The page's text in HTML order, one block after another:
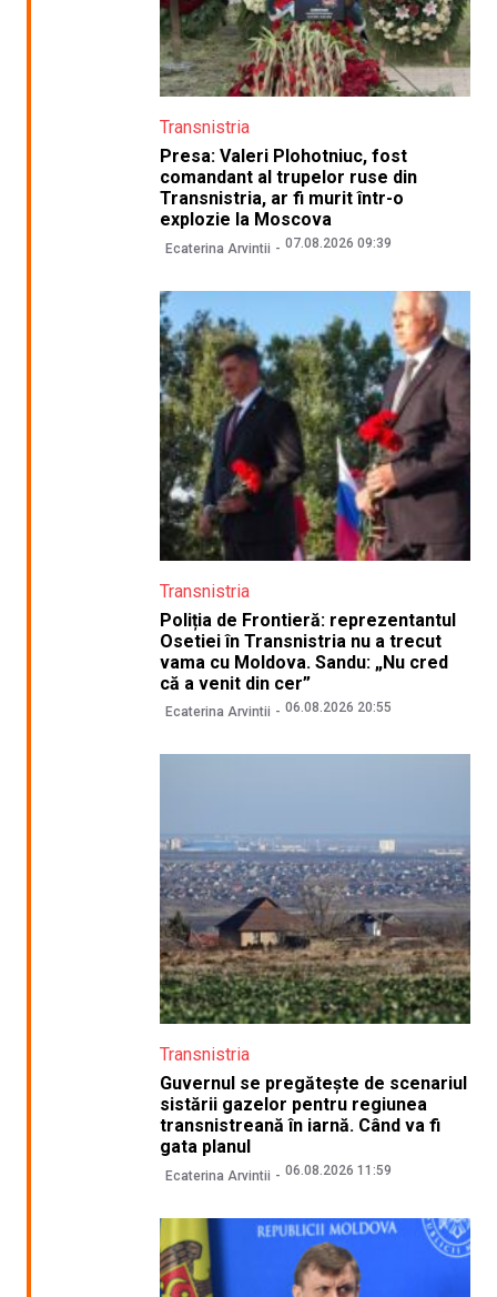
Transnistria
Presa: Valeri Plohotniuc, fost
comandant al trupelor ruse din
Transnistria, ar fi murit într-o
explozie la Moscova
Ecaterina Arvintii 07.08.2026 09:39
Transnistria
Poliția de Frontieră: reprezentantul
Osetiei în Transnistria nu a trecut
vama cu Moldova. Sandu: „Nu cred
că a venit din cer”
Ecaterina Arvintii 06.08.2026 20:55
Transnistria
Guvernul se pregătește de scenariul
sistării gazelor pentru regiunea
transnistreană în iarnă. Când va fi
gata planul
Ecaterina Arvintii 06.08.2026 11:59